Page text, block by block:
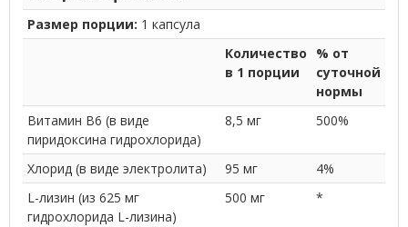
Размер порции: 1 капсула
Количество
в 1 порции
% от
суточной
нормы
Витамин В6 (в виде
пиридоксина гидрохлорида)
8,5 мг 500%
Хлорид (в виде электролита) 95 мг
4%
L-лизин (из 625 мг
гидрохлорида L-лизина)
500 мг *